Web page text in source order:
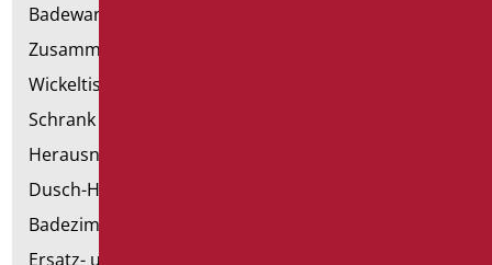
Badewannen mit Tür
Zusammenstellbare Handläufe
Wickeltische
Schrank mit Sessel
Herausnehmbare Hilfsmittel
Dusch-Hocker
Badezimmer Etikette
Ersatz- und Kleinteile